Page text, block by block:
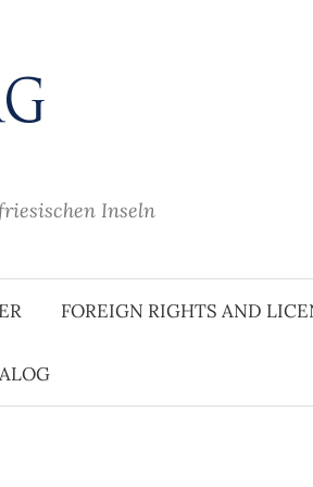
Inseln
FOREIGN RIGHTS AND